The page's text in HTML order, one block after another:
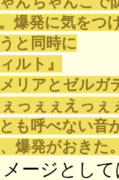
爆発に気をつ
と同時に
ルト』
リアとゼルガ
っぇぇえっぇ
も呼べない音
爆発がおきた
ージとして